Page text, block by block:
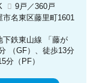
9戸／360戸
市名東区藤里町1601
下鉄東山線 「藤が
（GF）、徒歩13分
分（PF）